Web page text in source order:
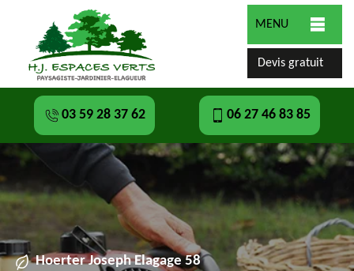
MENU
Devis gratuit
03 59 28 37 62 06 27 46 83 85
Hoerter Joseph Elagage 58